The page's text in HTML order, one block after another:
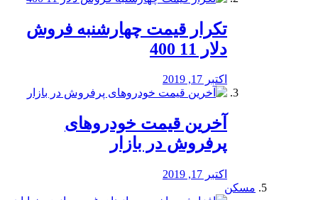
تکرار قیمت چهارشنبه فروش
دلار 11 400
اکتبر 17, 2019
آخرین قیمت خودرو‌های
پرفروش در بازار
اکتبر 17, 2019
مسکن